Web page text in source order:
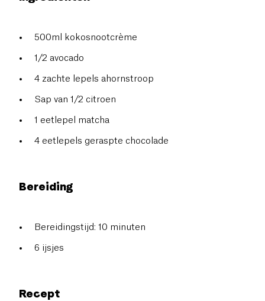
500ml kokosnootcrème
1/2 avocado
4 zachte lepels ahornstroop
Sap van 1/2 citroen
1 eetlepel matcha
4 eetlepels geraspte chocolade
Bereiding
Bereidingstijd: 10 minuten
6 ijsjes
Recept